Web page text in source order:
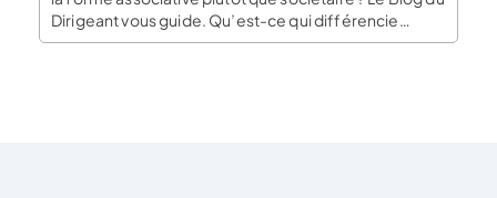
Dirigeant vous guide. Qu’est-ce qui différencie
association et société ? L’association ne peut pas